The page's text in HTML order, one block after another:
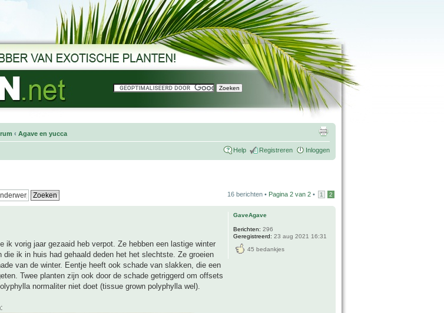
‹ Agave en yucca
Help Registreren Inloggen
16 berichten • Pagina 2 van 2 • 1 2
ik vorig jaar gezaaid heb verpot. Ze hebben een lastige winter
ik in huis had gehaald deden het het slechtste. Ze groeien
van de winter. Eentje heeft ook schade van slakken, die een
Twee planten zijn ook door de schade getriggerd om offsets
normaliter niet doet (tissue grown polyphylla wel).
GaveAgave
Berichten: 296
Geregistreerd: 23 aug 2021 16:31
45 bedankjes